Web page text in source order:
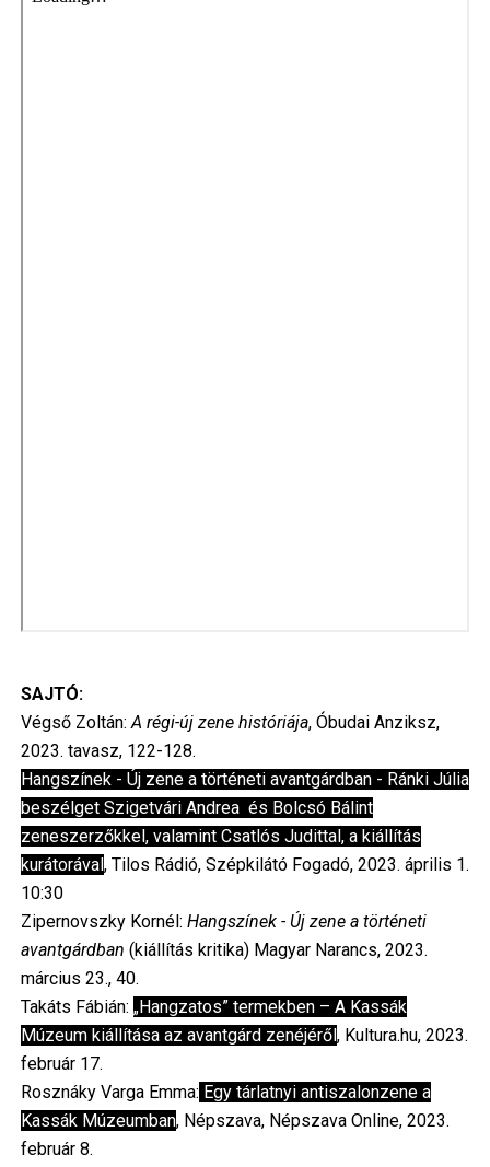
SAJTÓ:
Végső Zoltán:A régi-új zene históriája, Óbudai Anziksz,
2023. tavasz, 122-128.
Hangszínek - Új zene a történeti avantgárdban - Ránki Júlia
beszélget Szigetvári Andrea és Bolcsó Bálint
zeneszerzőkkel, valamint Csatlós Judittal, a kiállítás
kurátorával, Tilos Rádió, Szépkilátó Fogadó, 2023. április 1.
10:30
Zipernovszky Kornél: Hangszínek - Új zene a történeti
avantgárdban (kiállítás kritika) Magyar Narancs, 2023.
március 23., 40.
Takáts Fábián: „Hangzatos” termekben – A Kassák
Múzeum kiállítása az avantgárd zenéjéről, Kultura.hu, 2023.
február 17.
Rosznáky Varga Emma: Egy tárlatnyi antiszalonzene a
Kassák Múzeumban, Népszava, Népszava Online, 2023.
február 8.